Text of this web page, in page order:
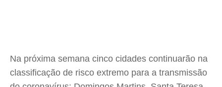
Na próxima semana cinco cidades continuarão na
classificação de risco extremo para a transmissão